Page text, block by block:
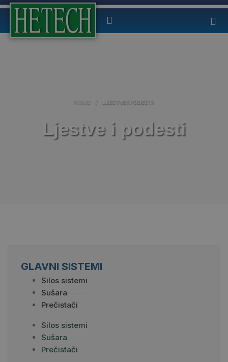
HOME / LJESTVE I PODESTI
Ljestve i podesti
GLAVNI SISTEMI
Silos sistemi
Sušara
Prečistači
Silos sistemi
Sušara
Prečistači